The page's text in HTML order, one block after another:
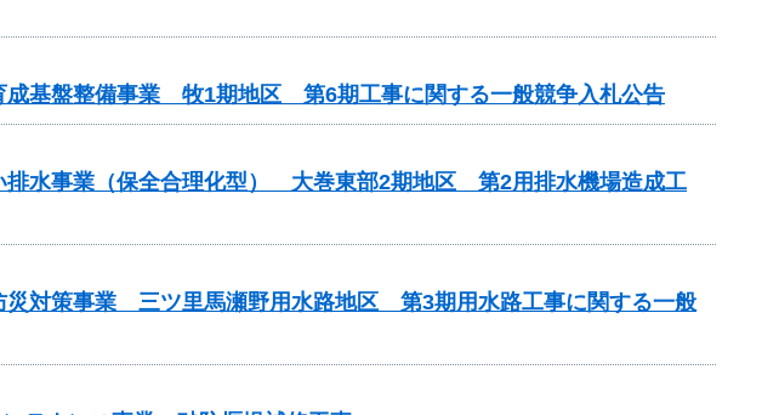
成基盤整備事業 牧1期地区 第6期工事に関する一般競争入札公告
排水事業（保全合理化型） 大巻東部2期地区 第2用排水機場造成工
災対策事業 三ツ里馬瀬野用水路地区 第3期用水路工事に関する一般